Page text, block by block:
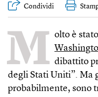
Condividi
M olto è
dibattito
degli Stati Uniti”. Ma
probabilmente, sono